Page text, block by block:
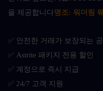
을 제공합니다명조: 워더링
✅ 안전한 거래가 보장되는
✅ Astrite 패키지 전용 할인
✅ 계정으로 즉시 지급
✅ 24/7 고객 지원